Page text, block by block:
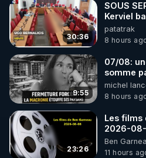
http://rgnr.li/news
🌱 VIDÉOS NON
Toutes les vidéos Youtube
http://rgnr.li/odysee
🌱 LES STAGES EN
http://rgnr.li/stages
30:36
SOUS
Kerviel
patatrak
8 hours
9:55
07/08:
somme
une
taire ses
michel
8 hours
23:26
Les films
2026-
Ben
11 hours